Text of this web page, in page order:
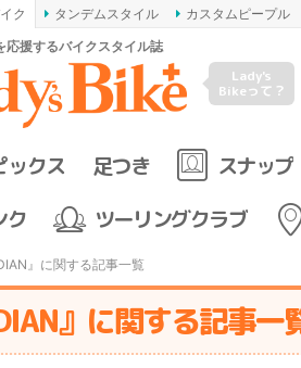
ク タンデムスタイル カスタムピープル
応援するバイクスタイル誌
Lady's
Bikeって？
ックス 足つき スナップ
ク
ツーリングクラブ
』に関する記事一覧
』に関する記事一